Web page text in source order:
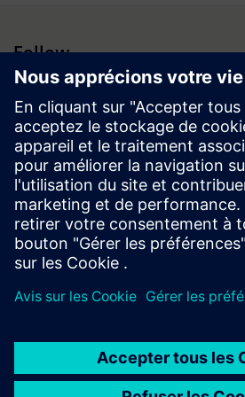
Follow
Espace médias | Entreprise | Siemens
© Siemens 1996 – 2026
Information corporate
Vie privée
Conditions d’utilisation
Digital ID